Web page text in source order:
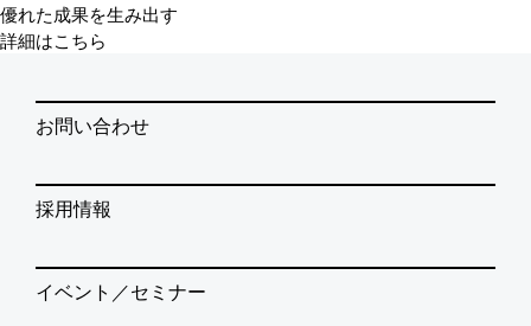
優れた成果を生み出す
詳細はこちら
お問い合わせ
採用情報
イベント／セミナー